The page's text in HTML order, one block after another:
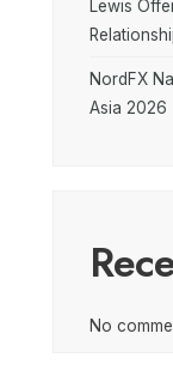
Lewis
NordFX
Asia 2026
No